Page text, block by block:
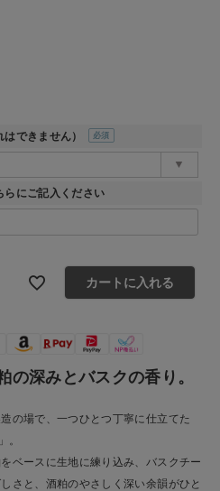
できません）
(必
らにご記入ください
カートに入れる
の深みとバスクの香り。
の場で、一つひとつ丁寧に仕立てた
。
ベースに生地に練り込み、バスクチー
さと、酒粕のやさしく深い余韻がひと